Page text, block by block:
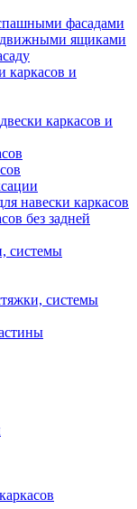
фасадами
ящиками
каркасов и
каркасов и
навески каркасов
без задней
системы
системы